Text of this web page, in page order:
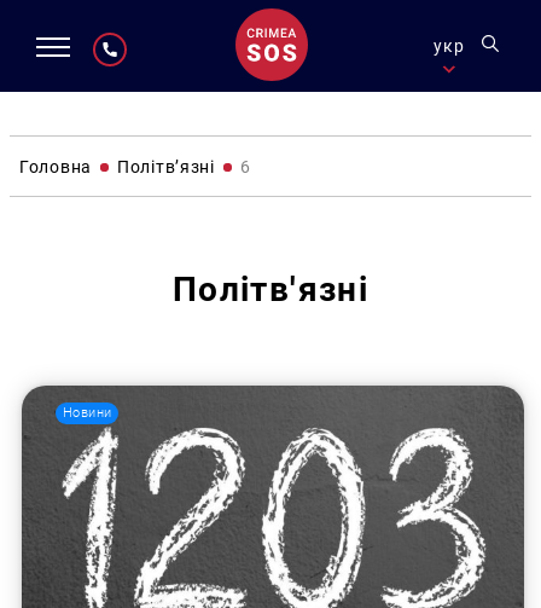
укр
Головна Політв’язні 6
Політв'язні
Новини